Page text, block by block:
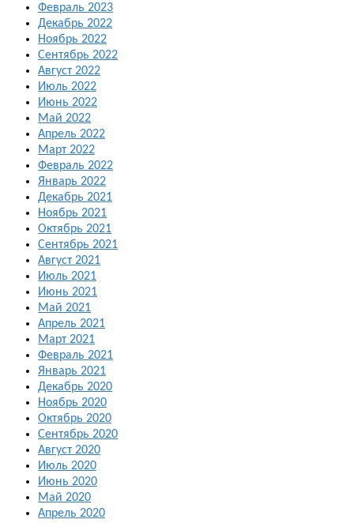
Февраль 2023
Декабрь 2022
Ноябрь 2022
Сентябрь 2022
Август 2022
Июль 2022
Июнь 2022
Май 2022
Апрель 2022
Март 2022
Февраль 2022
Январь 2022
Декабрь 2021
Ноябрь 2021
Октябрь 2021
Сентябрь 2021
Август 2021
Июль 2021
Июнь 2021
Май 2021
Апрель 2021
Март 2021
Февраль 2021
Январь 2021
Декабрь 2020
Ноябрь 2020
Октябрь 2020
Сентябрь 2020
Август 2020
Июль 2020
Июнь 2020
Май 2020
Апрель 2020